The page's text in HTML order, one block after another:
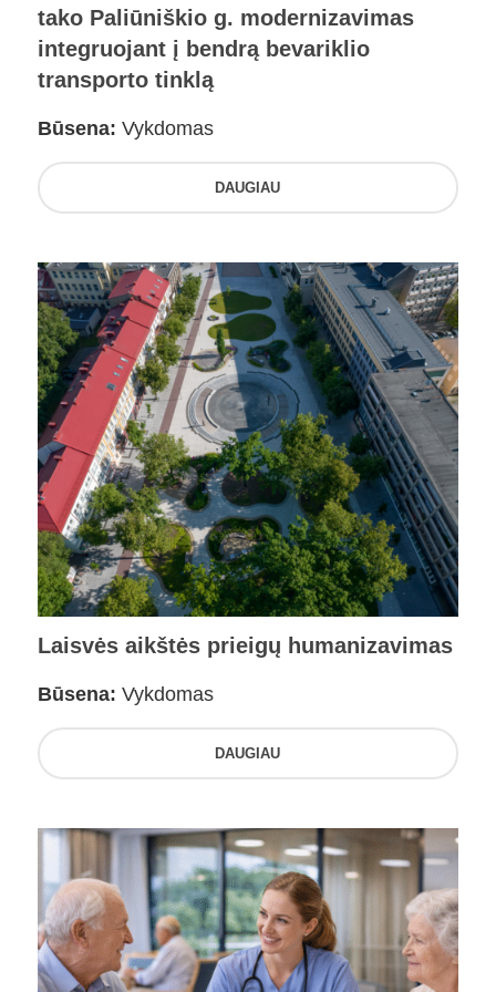
tako Paliūniškio g. modernizavimas
integruojant į bendrą bevariklio
transporto tinklą
Būsena: Vykdomas
DAUGIAU
Laisvės aikštės prieigų humanizavimas
Būsena: Vykdomas
DAUGIAU